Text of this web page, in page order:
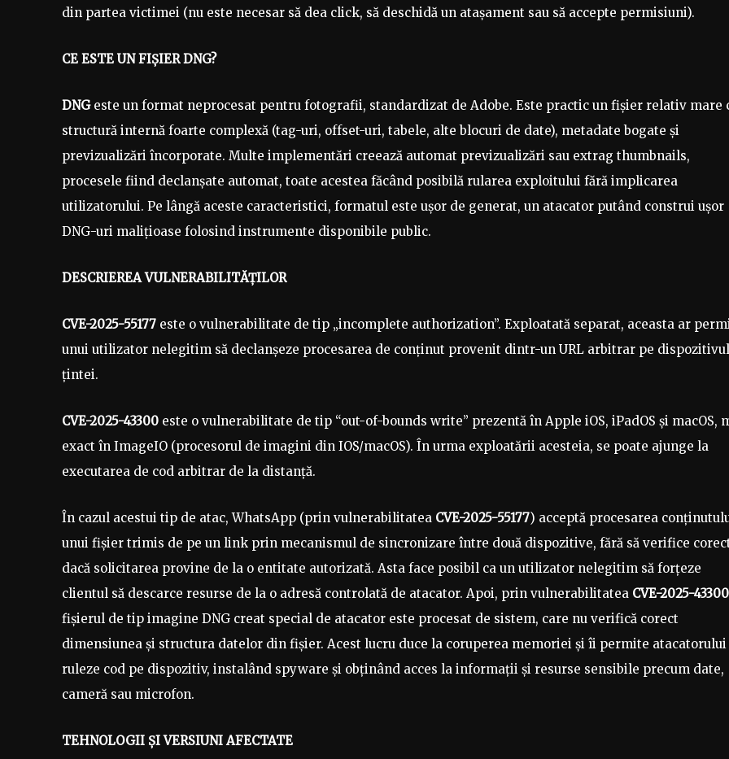
din partea victimei (nu este necesar să dea click, să deschidă un atașament sau să accepte permisiuni).
CE ESTE UN FIȘIER DNG?
DNG este un format neprocesat pentru fotografii, standardizat de Adobe. Este practic un fișier relativ mare
structură internă foarte complexă (tag-uri, offset-uri, tabele, alte blocuri de date), metadate bogate și
previzualizări încorporate. Multe implementări creează automat previzualizări sau extrag thumbnails,
procesele fiind declanșate automat, toate acestea făcând posibilă rularea exploitului fără implicarea
utilizatorului. Pe lângă aceste caracteristici, formatul este ușor de generat, un atacator putând construi ușor
DNG-uri malițioase folosind instrumente disponibile public.
DESCRIEREA VULNERABILITĂȚILOR
CVE-2025-55177 este o vulnerabilitate de tip „incomplete authorization”. Exploatată separat, aceasta ar
unui utilizator nelegitim să declanșeze procesarea de conținut provenit dintr-un URL arbitrar pe dispozitivul
țintei.
CVE-2025-43300 este o vulnerabilitate de tip “out-of-bounds write” prezentă în Apple iOS, iPadOS și macOS,
exact în ImageIO (procesorul de imagini din IOS/macOS). În urma exploatării acesteia, se poate ajunge la
executarea de cod arbitrar de la distanță.
În cazul acestui tip de atac, WhatsApp (prin vulnerabilitatea CVE-2025-55177) acceptă procesarea
unui fișier trimis de pe un link prin mecanismul de sincronizare între două dispozitive, fără să verifice
dacă solicitarea provine de la o entitate autorizată. Asta face posibil ca un utilizator nelegitim să forțeze
clientul să descarce resurse de la o adresă controlată de atacator. Apoi, prin vulnerabilitatea CVE-2025-43300
fișierul de tip imagine DNG creat special de atacator este procesat de sistem, care nu verifică corect
dimensiunea și structura datelor din fișier. Acest lucru duce la coruperea memoriei și îi permite atacatorului
ruleze cod pe dispozitiv, instalând spyware și obținând acces la informații și resurse sensibile precum date,
cameră sau microfon.
TEHNOLOGII ȘI VERSIUNI AFECTATE